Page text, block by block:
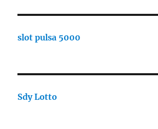
slot pulsa 5000
Sdy Lotto